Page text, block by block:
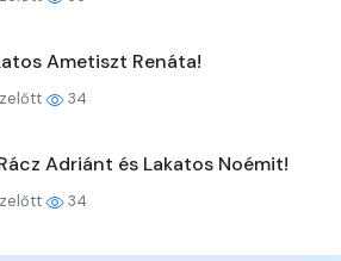
Ametiszt Renáta!
34
Adriánt és Lakatos Noémit!
34